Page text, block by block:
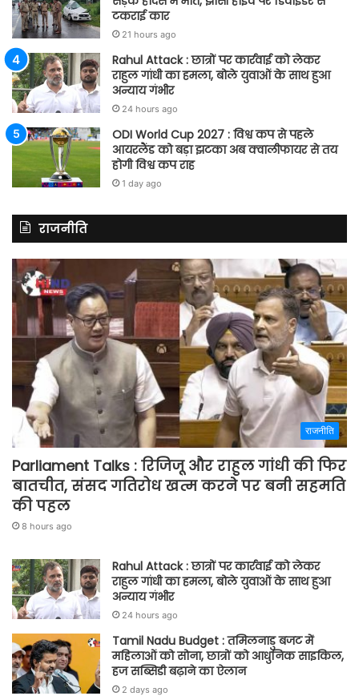
टकराई कार
21 hours ago
Rahul Attack : छात्रों पर कार्रवाई को लेकर
राहुल गांधी का हमला, बोले युवाओं के साथ हुआ
अन्याय गंभीर
24 hours ago
ODI World Cup 2027 : विश्व कप से पहले
आयरलैंड को बड़ा झटका अब क्वालीफायर से तय
होगी विश्व कप राह
1 day ago
राजनीति
राजनीति
Parliament Talks : रिजिजू और राहुल गांधी की फिर
बातचीत, संसद गतिरोध खत्म करने पर बनी सहमति
की पहल
8 hours ago
Rahul Attack : छात्रों पर कार्रवाई को लेकर
राहुल गांधी का हमला, बोले युवाओं के साथ हुआ
अन्याय गंभीर
24 hours ago
Tamil Nadu Budget : तमिलनाडु बजट में
महिलाओं को सोना, छात्रों को आधुनिक साइकिल,
हज सब्सिडी बढ़ाने का ऐलान
2 days ago